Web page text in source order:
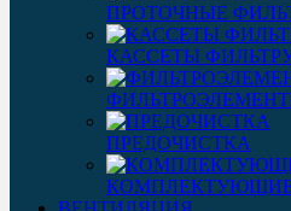
ПРОТОЧНЫЕ
КАССЕТЫ
ПРЕДОЧИСТКА